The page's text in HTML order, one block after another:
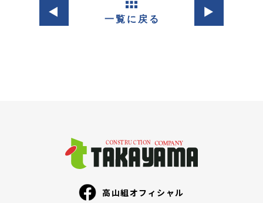
◀︎ ▶︎
高山組オフィシャル